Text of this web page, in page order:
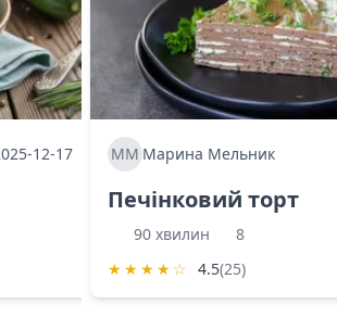
12-17 МММарина Мельник
Печінковий торт
90 хвилин
8
★ ★ ★ ★ ☆ 4.5(25)